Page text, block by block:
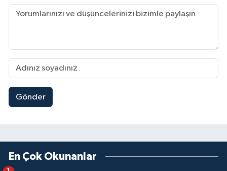
Gönder
En Çok Okunanlar